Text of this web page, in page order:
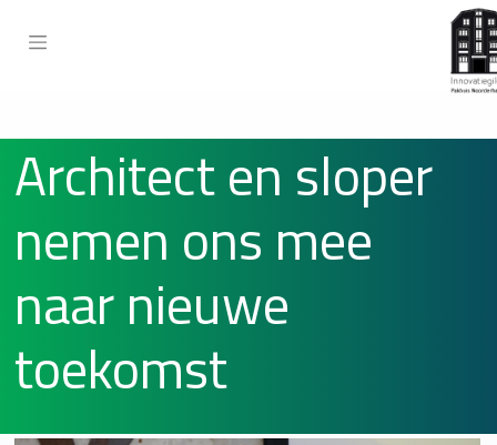
Architect en sloper
nemen ons mee
naar nieuwe
toekomst